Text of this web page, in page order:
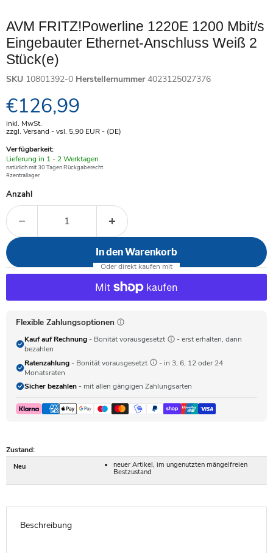
AVM FRITZ!Powerline 1220E 1200 Mbit/s
Eingebauter Ethernet-Anschluss Weiß 2
Stück(e)
SKU 10801392-0 Herstellernummer 4023125027376
Aktueller Preis
€126,99
inkl. MwSt.
zzgl. Versand - vsl. 5,90 EUR- (DE)
Verfügbarkeit:
Verfügbar
-
Lieferung in 1 - 2 Werktagen
natürlich mit 30 Tagen Rückgaberecht
#zentrallager
Anzahl
In den Warenkorb
Flexible Zahlungsoptionen
Kauf auf Rechnung - Bonität vorausgesetzt
- erst erhalten, dann
bezahlen
Ratenzahlung - Bonität vorausgesetzt
- in 3, 6, 12 oder 24
Monatsraten
Sicher bezahlen - mit allen gängigen Zahlungsarten
Zustand:
Neu
neuer Artikel, im ungenutzten mängelfreien
Bestzustand
Beschreibung